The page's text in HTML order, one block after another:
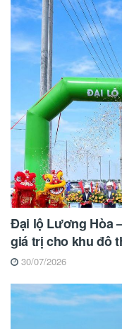
Đại lộ Lương Hòa
giá trị cho khu đô
30/07/2026